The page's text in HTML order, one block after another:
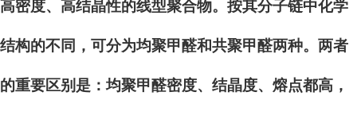
高密度、高结晶性的线型聚合物。按其分子链中化学
结构的不同，可分为均聚甲醛和共聚甲醛两种。两者
的重要区别是：均聚甲醛密度、结晶度、熔点都高，